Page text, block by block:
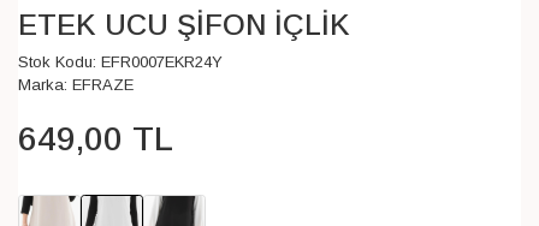
ETEK UCU ŞİFON İÇLİK
Stok Kodu: EFR0007EKR24Y
Marka: EFRAZE
649,00 TL